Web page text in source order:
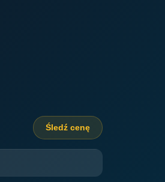
Śledź cenę